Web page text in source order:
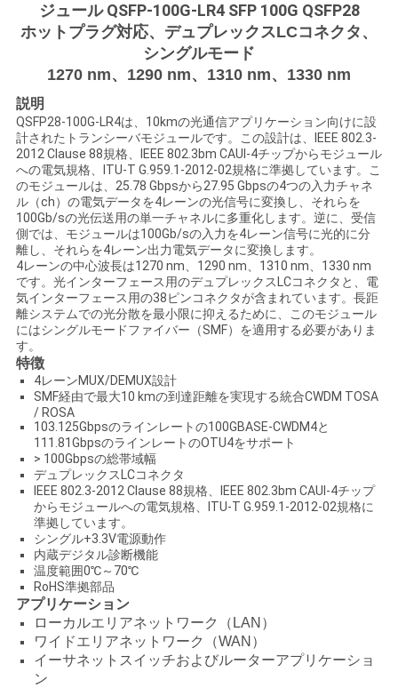
し
さ
い
ニ
ュ
ー
ス
引
を
要
し
な
さ
い
ジュール QSFP-100G-LR4 SFP 100G QSFP28
ホットプラグ対応、デュプレックスLCコネクタ、
シングルモード
1270 nm、1290 nm、1310 nm、1330 nm
説明
QSFP28-100G-LR4は、10kmの光通信アプリケーション向けに設
計されたトランシーバモジュールです。この設計は、IEEE 802.3-
2012 Clause 88規格、IEEE 802.3bm CAUI-4チップからモジュール
への電気規格、ITU-T G.959.1-2012-02規格に準拠しています。こ
のモジュールは、25.78 Gbpsから27.95 Gbpsの4つの入力チャネ
ル（ch）の電気データを4レーンの光信号に変換し、それらを
100Gb/sの光伝送用の単一チャネルに多重化します。逆に、受信
側では、モジュールは100Gb/sの入力を4レーン信号に光的に分
離し、それらを4レーン出力電気データに変換します。
4レーンの中心波長は1270 nm、1290 nm、1310 nm、1330 nm
です。光インターフェース用のデュプレックスLCコネクタと、電
気インターフェース用の38ピンコネクタが含まれています。長距
離システムでの光分散を最小限に抑えるために、このモジュール
にはシングルモードファイバー（SMF）を適用する必要がありま
す。
特徴
4レーンMUX/DEMUX設計
SMF経由で最大10 kmの到達距離を実現する統合CWDM TOSA
/ ROSA
103.125Gbpsのラインレートの100GBASE-CWDM4と
111.81GbpsのラインレートのOTU4をサポート
> 100Gbpsの総帯域幅
デュプレックスLCコネクタ
IEEE 802.3-2012 Clause 88規格、IEEE 802.3bm CAUI-4チップ
からモジュールへの電気規格、ITU-T G.959.1-2012-02規格に
準拠しています。
シングル+3.3V電源動作
内蔵デジタル診断機能
温度範囲0℃～70℃
RoHS準拠部品
アプリケーション
ローカルエリアネットワーク（LAN）
ワイドエリアネットワーク（WAN）
イーサネットスイッチおよびルーターアプリケーショ
ン